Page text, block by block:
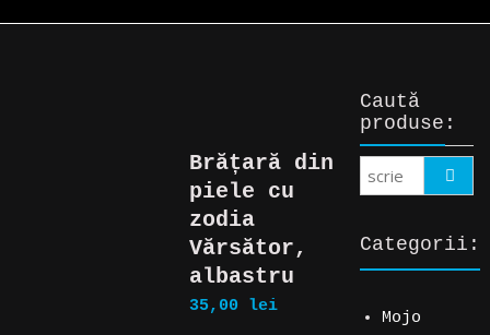
Brățară din
piele cu
zodia
Vărsător,
albastru
35,00 lei
Caută
produse:
Search
Categorii:
Mojo